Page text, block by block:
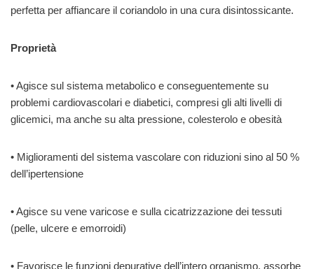
perfetta per affiancare il coriandolo in una cura disintossicante.
Proprietà
• Agisce sul sistema metabolico e conseguentemente su
problemi cardiovascolari e diabetici, compresi gli alti livelli di
glicemici, ma anche su alta pressione, colesterolo e obesità
• Miglioramenti del sistema vascolare con riduzioni sino al 50 %
dell’ipertensione
• Agisce su vene varicose e sulla cicatrizzazione dei tessuti
(pelle, ulcere e emorroidi)
• Favorisce le funzioni depurative dell’intero organismo, assorbe